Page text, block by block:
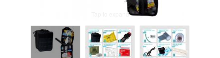
Tap to expand